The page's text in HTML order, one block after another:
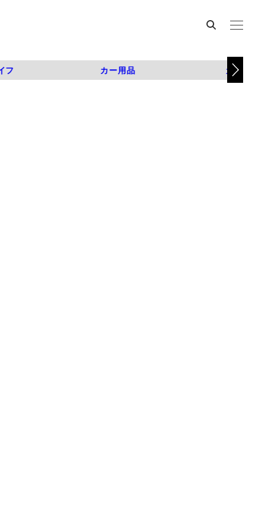
フ カー用品 カスタム